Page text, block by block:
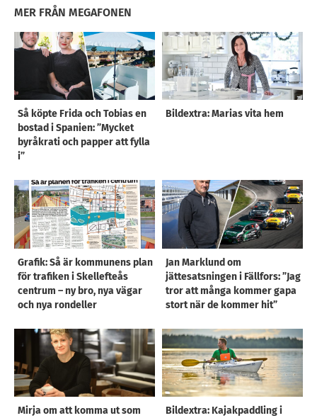
MER FRÅN MEGAFONEN
Så köpte Frida och Tobias en
bostad i Spanien: ”Mycket
byråkrati och papper att fylla
i”
Bildextra: Marias vita hem
Grafik: Så är kommunens plan
för trafiken i Skellefteås
centrum – ny bro, nya vägar
och nya rondeller
Jan Marklund om
jättesatsningen i Fällfors: ”Jag
tror att många kommer gapa
stort när de kommer hit”
Mirja om att komma ut som
Bildextra: Kajakpaddling i